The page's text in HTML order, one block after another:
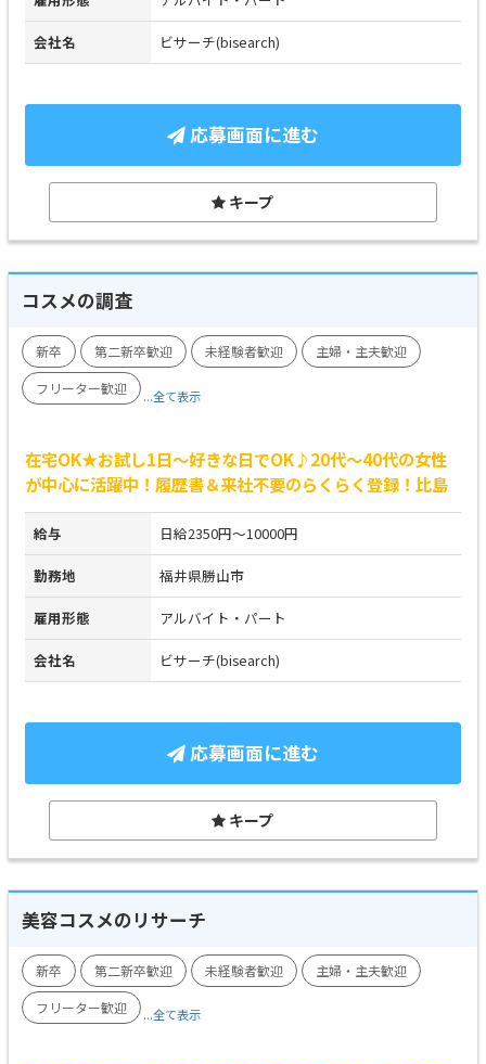
会社名 ビサーチ(bisearch)
応募画面に進む
キープ
コスメの調査
新卒 第二新卒歓迎 未経験者歓迎
主婦・主夫歓迎
フリーター歓迎
...全て表示
在宅OK★お試し1日～好きな日でOK♪20代～40代の女性
が中心に活躍中！履歴書＆来社不要のらくらく登録！比島
給与 日給2350円～10000円
勤務地 福井県勝山市
雇用形態 アルバイト・パート
会社名 ビサーチ(bisearch)
応募画面に進む
キープ
美容コスメのリサーチ
新卒 第二新卒歓迎 未経験者歓迎
主婦・主夫歓迎
フリーター歓迎
...全て表示